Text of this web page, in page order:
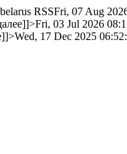
RSSFri, 07 Aug
Fri, 03 Jul 2026
Wed, 17 Dec 2025